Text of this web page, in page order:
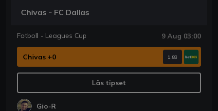
Chivas - FC Dallas
Fotboll - Leagues Cup 9 Aug 03:00
Chivas +0 1.83
Läs tipset
Gio-R